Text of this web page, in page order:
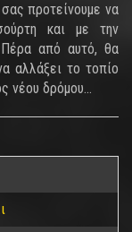
προτείνουμε να
και με την
Πέρα από αυτό, θα
αλλάξει το τοπίο
νέου δρόμου...